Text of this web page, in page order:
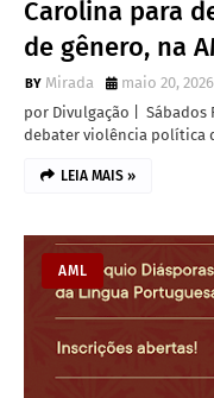
Carolina para
de gênero, na
Mirada
maio 20, 2026
por Divulgação | Sábados
debater violência política
LEIA MAIS »
AML